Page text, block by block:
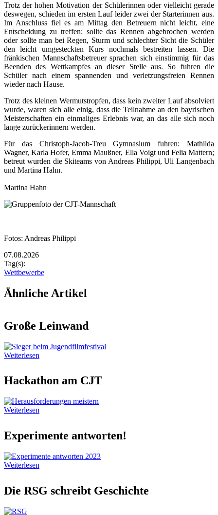
Trotz der hohen Motivation der Schülerinnen oder vielleicht gerade
deswegen, schieden im ersten Lauf leider zwei der Starterinnen aus.
Im Anschluss fiel es am Mittag den Betreuern nicht leicht, eine
Entscheidung zu treffen: sollte das Rennen abgebrochen werden
oder sollte man bei Regen, Sturm und schlechter Sicht die Schüler
den leicht umgesteckten Kurs nochmals bestreiten lassen. Die
fränkischen Mannschaftsbetreuer sprachen sich einstimmig für das
Beenden des Wettkampfes an dieser Stelle aus. So fuhren die
Schüler nach einem spannenden und verletzungsfreien Rennen
wieder nach Hause.
Trotz des kleinen Wermutstropfen, dass kein zweiter Lauf absolviert
wurde, waren sich alle einig, dass die Teilnahme an den bayrischen
Meisterschaften ein einmaliges Erlebnis war, an das alle sich noch
lange zurückerinnern werden.
Für das Christoph-Jacob-Treu Gymnasium fuhren: Mathilda
Wagner, Karla Hofer, Emma Maußner, Ella Voigt und Felia Mattern;
betreut wurden die Skiteams von Andreas Philippi, Uli Langenbach
und Martina Hahn.
Martina Hahn
Rasterbild
Bildunterschrift
Fotos: Andreas Philippi
07.08.2026
Tag(s):
Wettbewerbe
Ähnliche Artikel
Große Leinwand
Weiterlesen
Hackathon am CJT
Weiterlesen
Experimente antworten!
Weiterlesen
Die RSG schreibt Geschichte